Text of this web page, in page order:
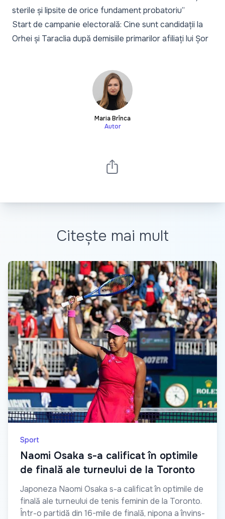
sterile și lipsite de orice fundament probatoriu”
Start de campanie electorală: Cine sunt candidații la
Orhei și Taraclia după demisiile primarilor afiliați lui Șor
Maria Brînca
Autor
Citește mai mult
Sport
Naomi Osaka s-a calificat în optimile
de finală ale turneului de la Toronto
Japoneza Naomi Osaka s-a calificat în optimile de
finală ale turneului de tenis feminin de la Toronto.
Într-o partidă din 16-mile de finală, nipona a învins-